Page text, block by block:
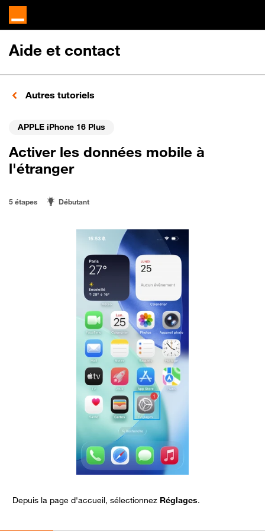
Aide et contact
Autres tutoriels
APPLE iPhone 16 Plus
Activer les données mobile à
l'étranger
5 étapes Débutant
Depuis la page d'accueil, sélectionnez Réglages.